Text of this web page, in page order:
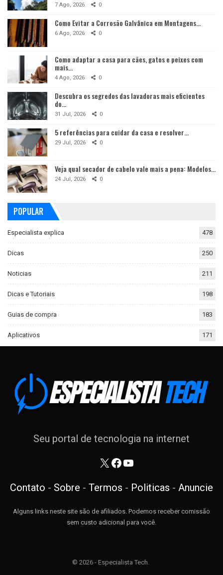
7 Ago, 2026 0
Como Evitar a Corrosão Galvânica em Montagens…
6 Ago, 2026 0
Como adaptar a casa para cães, gatos e peixes com
mais…
4 Ago, 2026 0
Descubra os segredos das lavadoras mais eficientes
do…
31 Jul, 2026 0
5 referências para cuidar da casa e resolver…
29 Jul, 2026 0
Veja qual secador de cabelo vale mais a pena: Modelos…
24 Jul, 2026 0
POPULAR
Especialista explica 478
Dicas 250
Noticias 211
Dicas e Tutoriais 198
Guias de compra 183
Aplicativos 171
Seu portal de tecnologia na internet
X Facebook
Youtube
Contato - Sobre - Termos - Politicas - Anuncie
Alguns links neste site são de afiliados. Podemos receber comissão
sem custo adicional para você.
© 2026 - Especialista Tech.